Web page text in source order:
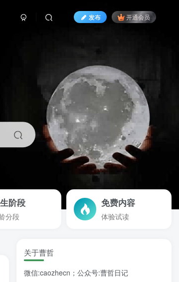
发布 开通会员
阶段
分段
免费内容
体验试读
关于曹哲
微信:caozhecn；公众号:曹哲日记